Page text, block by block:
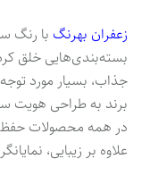
زعفران بهرنگ با رنگ
بسته‌بندی‌هایی خلق
جذاب، بسیار مورد
برند به طراحی هویت
در همه محصولات حفظ
علاوه بر زیبایی،